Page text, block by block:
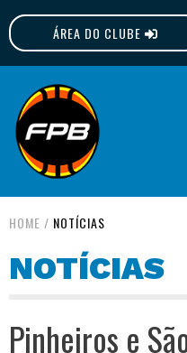
ÁREA DO CLUBE
FPB
HOME / NOTÍCIAS
NOTÍCIAS
Pinheiros e